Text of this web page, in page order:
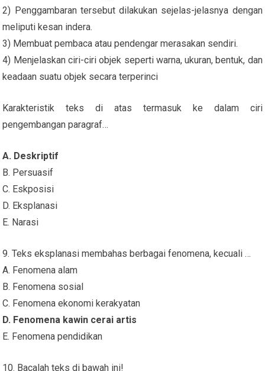
2) Penggambaran tersebut dilakukan sejelas-jelasnya dengan
meliputi kesan indera.
3) Membuat pembaca atau pendengar merasakan sendiri.
4) Menjelaskan ciri-ciri objek seperti warna, ukuran, bentuk, dan
keadaan suatu objek secara terperinci
Karakteristik teks di atas termasuk ke dalam ciri
pengembangan paragraf…
A. Deskriptif
B. Persuasif
C. Eskposisi
D. Eksplanasi
E. Narasi
9. Teks eksplanasi membahas berbagai fenomena, kecuali …
A. Fenomena alam
B. Fenomena sosial
C. Fenomena ekonomi kerakyatan
D. Fenomena kawin cerai artis
E. Fenomena pendidikan
10. Bacalah teks di bawah ini!